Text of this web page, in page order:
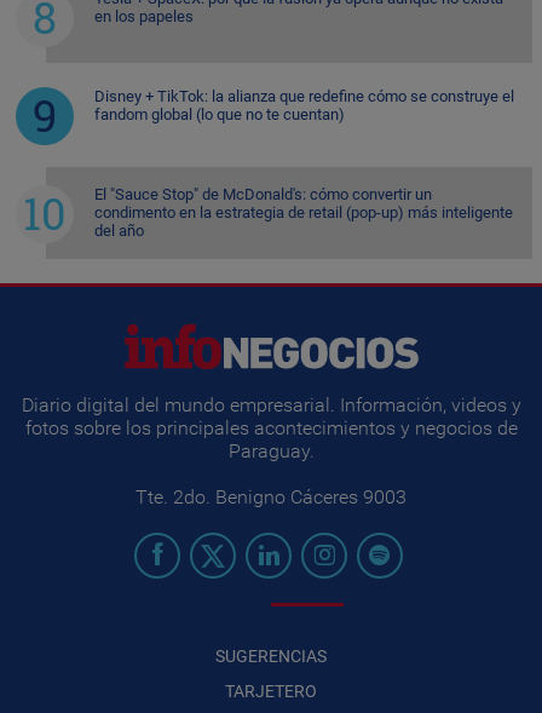
en los papeles
Disney + TikTok: la alianza que redefine cómo se construye el
fandom global (lo que no te cuentan)
El "Sauce Stop" de McDonald's: cómo convertir un
condimento en la estrategia de retail (pop-up) más inteligente
del año
Diario digital del mundo empresarial. Información, videos y
fotos sobre los principales acontecimientos y negocios de
Paraguay.
Tte. 2do. Benigno Cáceres 9003
SUGERENCIAS
TARJETERO